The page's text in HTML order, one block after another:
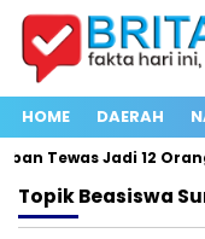
HOME DAERAH
Tewas Jadi 12 Orang
TopikBeasiswa